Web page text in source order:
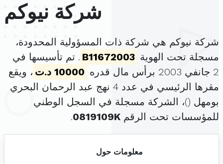
شركة نيوكم
شركة نيوكم هي شركة ذات المسؤولية المحدودة،
مسجلة تحت الهوية B11672003 . تم تأسيسها في
2 جانفي 2003 برأس مال قدره
10000 د.ت
، ويقع
مقرها الرئيسي في عدد 4 نهج عبد الرحمان البحري
بومهل ()، الشركة مسجلة في السجل الوطني
للمؤسسات تحت الرقم 0819109K
.
معلومات حول